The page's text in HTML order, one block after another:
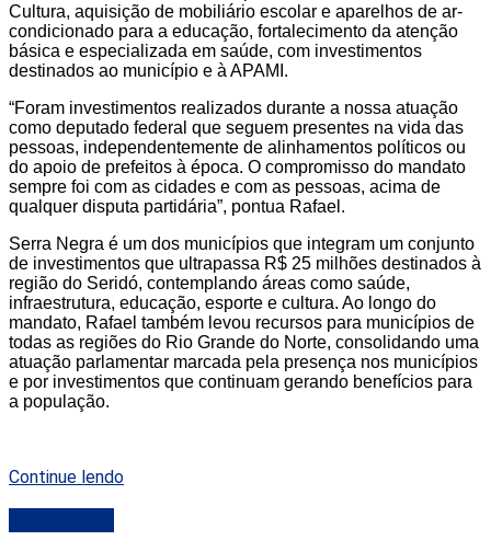
Cultura, aquisição de mobiliário escolar e aparelhos de ar-
condicionado para a educação, fortalecimento da atenção
básica e especializada em saúde, com investimentos
destinados ao município e à APAMI.
“Foram investimentos realizados durante a nossa atuação
como deputado federal que seguem presentes na vida das
pessoas, independentemente de alinhamentos políticos ou
do apoio de prefeitos à época. O compromisso do mandato
sempre foi com as cidades e com as pessoas, acima de
qualquer disputa partidária”, pontua Rafael.
Serra Negra é um dos municípios que integram um conjunto
de investimentos que ultrapassa R$ 25 milhões destinados à
região do Seridó, contemplando áreas como saúde,
infraestrutura, educação, esporte e cultura. Ao longo do
mandato, Rafael também levou recursos para municípios de
todas as regiões do Rio Grande do Norte, consolidando uma
atuação parlamentar marcada pela presença nos municípios
e por investimentos que continuam gerando benefícios para
a população.
Continue lendo